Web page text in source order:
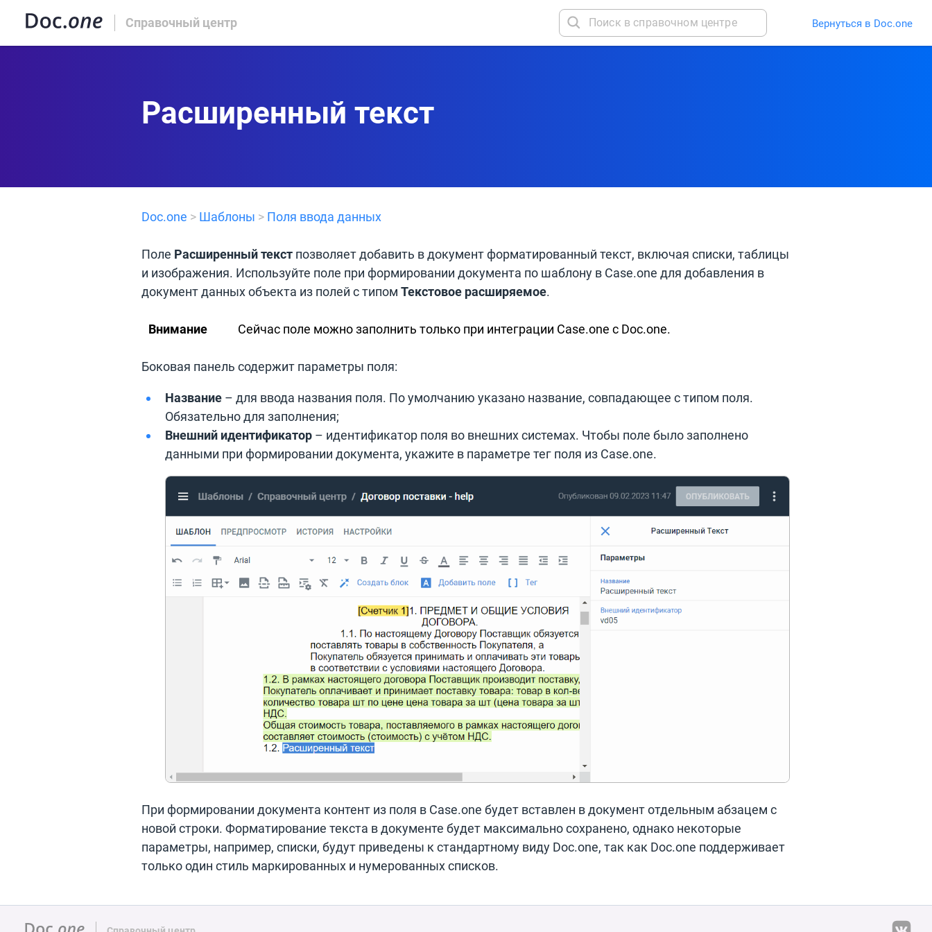
Справочный центр Вернуться в Doc.one
Расширенный текст
Doc.one > Шаблоны > Поля ввода данных
Поле Расширенный текст позволяет добавить в документ форматированный текст, включая списки, таблицы
и изображения. Используйте поле при формировании документа по шаблону в Case.one для добавления в
документ данных объекта из полей с типом Текстовое расширяемое.
Внимание Сейчас поле можно заполнить только при интеграции Case.one с Doc.one.
Боковая панель содержит параметры поля:
Название – для ввода названия поля. По умолчанию указано название, совпадающее с типом поля.
Обязательно для заполнения;
Внешний идентификатор – идентификатор поля во внешних системах. Чтобы поле было заполнено
данными при формировании документа, укажите в параметре тег поля из Case.one.
При формировании документа контент из поля в Case.one будет вставлен в документ отдельным абзацем с
новой строки. Форматирование текста в документе будет максимально сохранено, однако некоторые
параметры, например, списки, будут приведены к стандартному виду Doc.one, так как Doc.one поддерживает
только один стиль маркированных и нумерованных списков.